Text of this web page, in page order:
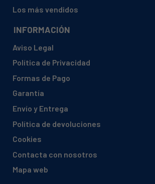
WHIRLPOOL, 859332261050 TDLR 70211
WHIRLPOOL, 859332561050 TDLR 60211 F
WHIRLPOOL, 859333349050 TDLR 70211
WHIRLPOOL, 859333710050 TDLR 65210
Los más vendidos
INFORMACIÓN
Aviso Legal
Política de Privacidad
Formas de Pago
Garantía
Envío y Entrega
Política de devoluciones
Cookies
Contacta con nosotros
Mapa web